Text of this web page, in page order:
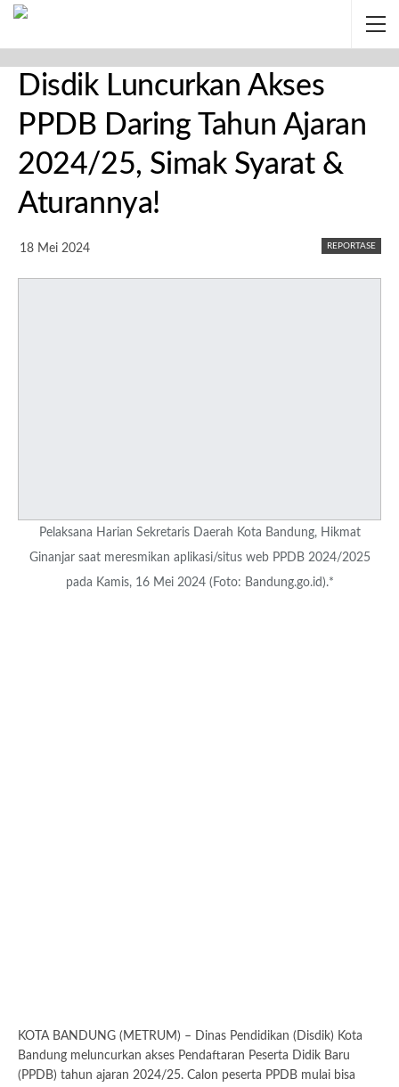
Disdik Luncurkan Akses
PPDB Daring Tahun Ajaran
2024/25, Simak Syarat &
Aturannya!
REPORTASE
18 Mei 2024
Pelaksana Harian Sekretaris Daerah Kota Bandung, Hikmat
Ginanjar saat meresmikan aplikasi/situs web PPDB 2024/2025
pada Kamis, 16 Mei 2024 (Foto: Bandung.go.id).*
KOTA BANDUNG (METRUM) – Dinas Pendidikan (Disdik) Kota
Bandung meluncurkan akses Pendaftaran Peserta Didik Baru
(PPDB) tahun ajaran 2024/25. Calon peserta PPDB mulai bisa